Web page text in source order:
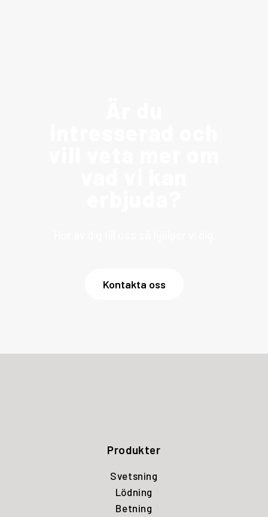
Kontakta oss
Produkter
Svetsning
Lödning
Betning